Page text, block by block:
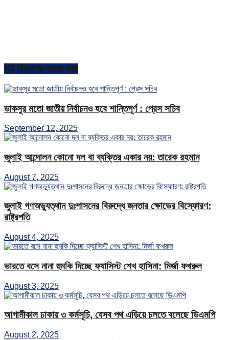
এই বিভাগের আরো খবর
ডাকসুর মতো জাতীয় নির্বাচনও হবে শান্তিপূর্ণ : প্রেস সচিব
September 12, 2025
জুলাই আন্দোলন কোনো দল বা ব্যক্তির একার নয়: তারেক রহমান
August 7, 2025
জুলাই গণঅভ্যুত্থান দুঃশাসনের বিরুদ্ধে জনতার ক্ষোভের বিস্ফোরণ:
রাষ্ট্রপতি
August 4, 2025
ভারতে বসে নানা হুমকি দিচ্ছে ফ্যাসিস্ট শেখ হাসিনা: মির্জা ফখরুল
August 3, 2025
আগামীকাল ঢাকায় ৩ কর্মসূচি, যেসব পথ এড়িয়ে চলতে বলেছে ডিএমপি
August 2, 2025